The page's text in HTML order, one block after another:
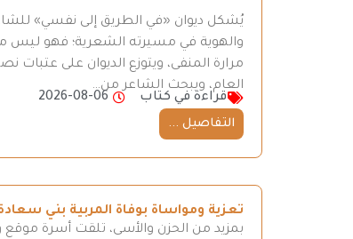
يُشكل ديوان «في الطريق إلى نفسي»
والهوية في مسيرته الشعرية؛ فهو ليس
مرارة المنفى، ويتوزع الديوان على
العام، ويبحث الشاعر من…
قراءة في كتاب
2026-08-06
التفاصيل ...
تعزية ومواساة بوفاة المربية بني
بمزيد من الحزن والأسى، تلقت أسرة موقع